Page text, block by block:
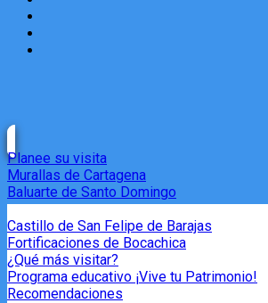
Planee su visita
Murallas de Cartagena
Baluarte de Santo Domingo
Castillo de San Felipe de Barajas
Fortificaciones de Bocachica
¿Qué más visitar?
Programa educativo ¡Vive tu Patrimonio!
Recomendaciones